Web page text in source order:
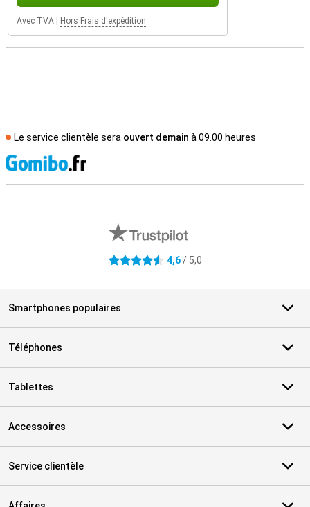
Avec TVA Hors Frais d'expédition
Le service clientèle sera ouvert demain à 09.00 heures
4.6 étoiles 4,6/ 5,0
Smartphones populaires
Téléphones
Tablettes
Accessoires
Service clientèle